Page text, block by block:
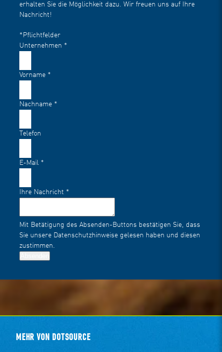
erhalten Sie die Möglichkeit dazu. Wir freuen uns auf Ihre
Nachricht!
*Pflichtfelder
Unternehmen *
Vorname *
Nachname *
Telefon
E-Mail *
Ihre Nachricht *
Mit Betätigung des Absenden-Buttons bestätigen Sie, dass
Sie unsere Datenschutzhinweise gelesen haben und diesen
zustimmen.
MEHR VON DOTSOURCE